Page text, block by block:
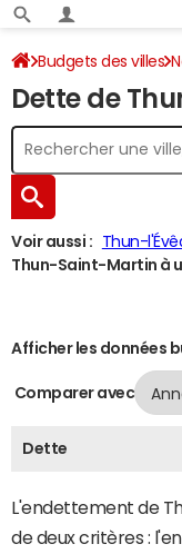
Budgets des villes
Dette au 31/12/2024
Dette de
Voir aussi : Thun-
Thun-Saint-Martin à
Afficher les données
Comparer avec
Dette
L'endettement de
de deux critères :